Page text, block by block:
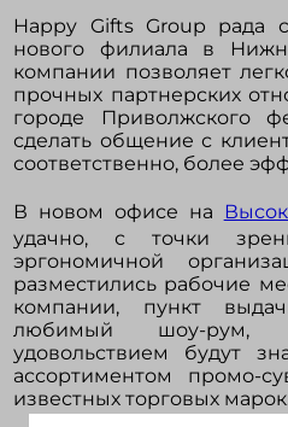
Happy Gifts Group рада
нового филиала в
компании позволяет
прочных партнерских
городе Приволжского
сделать общение с
соответственно, более
В новом офисе на
удачно, с точки
эргономичной
разместились рабочие
компании, пункт
любимый шоу-
удовольствием будут
ассортиментом промо-
известных торговых